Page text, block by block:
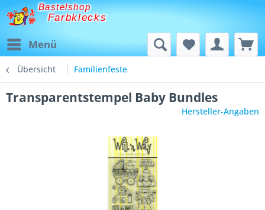
Bastelshop
Farbklecks
Menü
Übersicht Familienfeste
Transparentstempel Baby Bundles
Hersteller-Angaben